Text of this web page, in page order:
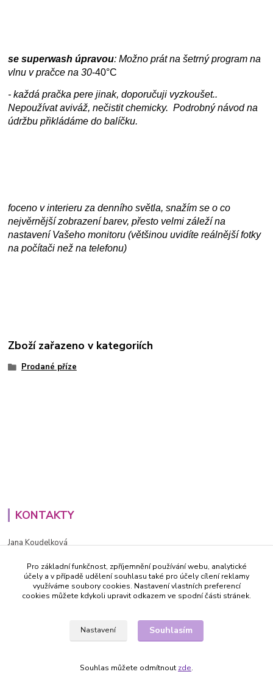
se superwash úpravou: Možno prát na šetrný program na
vlnu v pračce na30-40°C
- každá pračka pere jinak, doporučuji vyzkoušet..
Nepoužívat aviváž, nečistit chemicky. Podrobný návod na
údržbu přikládáme do balíčku.
foceno v interieru za denního světla, snažím se o co
nejvěrnější zobrazení barev, přesto velmi záleží na
nastavení Vašeho monitoru (většinou uvidíte reálnější fotky
na počítači než na telefonu)
Zboží zařazeno v kategoriích
Prodané příze
KONTAKTY
Jana Koudelková
PO - PÁ (8-16h)
info@decida.cz
Pro základní funkčnost, zpříjemnění používání webu, analytické
účely a v případě udělení souhlasu také pro účely cílení reklamy
využíváme soubory cookies. Nastavení vlastních preferencí
cookies můžete kdykoli upravit odkazem ve spodní části stránek.
Nastavení Souhlasím
Souhlas můžete odmítnout zde.